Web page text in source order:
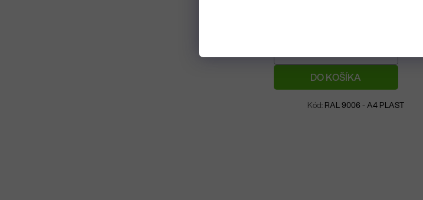
DO KOŠÍKA
Na objednávku
Kód: RAL 9006 - A4 PLAST